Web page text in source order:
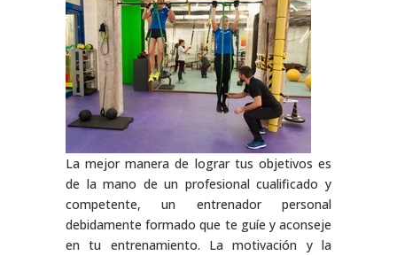
La mejor manera de lograr tus objetivos es
de la mano de un profesional cualificado y
competente, un entrenador personal
debidamente formado que te guíe y aconseje
en tu entrenamiento. La motivación y la